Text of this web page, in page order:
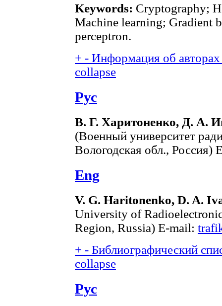
Keywords: Cryptography;
Machine learning; Gradient
perceptron.
+ - Информация об
collapse
Рус
В. Г. Харитоненко, Д. А.
(Военный университет
Вологодская обл., Россия)
Eng
V. G. Haritonenko, D. A.
University of
Region, Russia) E-mail:
+ - Библиографический
collapse
Рус